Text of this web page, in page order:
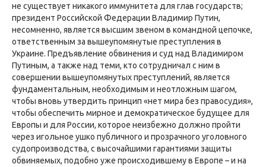
не существует никакого иммунитета для глав государств;
президент Российской Федерации Владимир Путин,
несомненно, является высшим звеном в командной цепочке,
ответственным за вышеупомянутые преступления в
Украине. Предъявление обвинения и суд над Владимиром
Путиным, а также над теми, кто сотрудничал с ним в
совершении вышеупомянутых преступлений, является
фундаментальным, необходимым и неотложным шагом,
чтобы вновь утвердить принцип «нет мира без правосудия»,
чтобы обеспечить мирное и демократическое будущее для
Европы и для России, которое неизбежно должно пройти
через игольное ушко публичного и прозрачного уголовного
судопроизводства, с высочайшими гарантиями защиты
обвиняемых, подобно уже происходившему в Европе – и на